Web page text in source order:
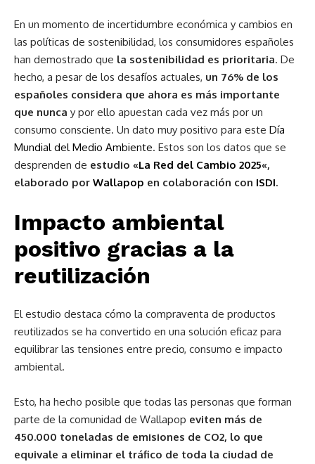
En un momento de incertidumbre económica y cambios en
las políticas de sostenibilidad, los consumidores españoles
han demostrado que la sostenibilidad es prioritaria. De
hecho, a pesar de los desafíos actuales, un 76% de los
españoles considera que ahora es más importante
que nunca y por ello apuestan cada vez más por un
consumo consciente. Un dato muy positivo para este Día
Mundial del Medio Ambiente. Estos son los datos que se
desprenden de estudio «La Red del Cambio 2025«,
elaborado por Wallapop en colaboración con ISDI.
Impacto ambiental
positivo gracias a la
reutilización
El estudio destaca cómo la compraventa de productos
reutilizados se ha convertido en una solución eficaz para
equilibrar las tensiones entre precio, consumo e impacto
ambiental.
Esto, ha hecho posible que todas las personas que forman
parte de la comunidad de Wallapop eviten más de
450.000 toneladas de emisiones de CO2, lo que
equivale a eliminar el tráfico de toda la ciudad de